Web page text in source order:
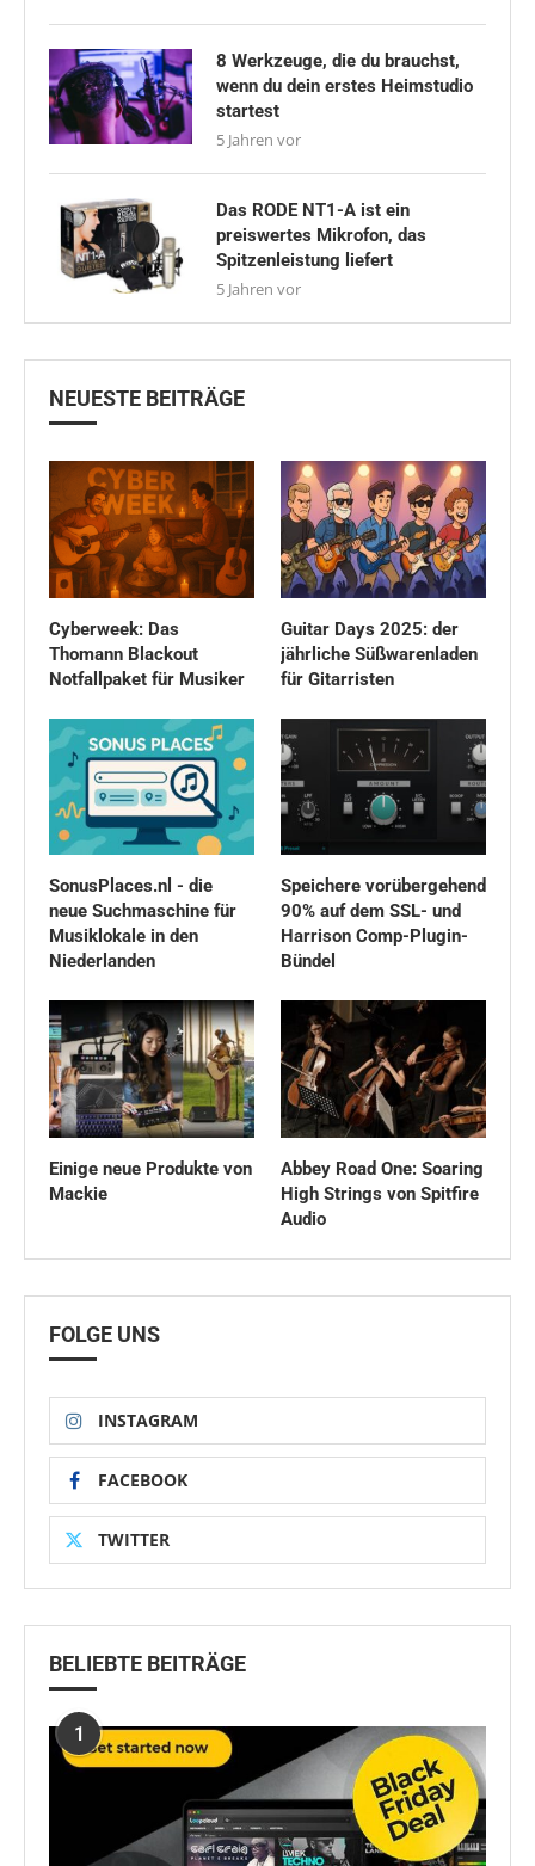
8 Werkzeuge, die du brauchst,
wenn du dein erstes Heimstudio
startest
5 Jahren vor
Das RODE NT1-A ist ein
preiswertes Mikrofon, das
Spitzenleistung liefert
5 Jahren vor
NEUESTE BEITRÄGE
Cyberweek: Das
Thomann Blackout
Notfallpaket für Musiker
Guitar Days 2025: der
jährliche Süßwarenladen
für Gitarristen
SonusPlaces.nl - die
neue Suchmaschine für
Musiklokale in den
Niederlanden
Speichere vorübergehend
90% auf dem SSL- und
Harrison Comp-Plugin-
Bündel
Einige neue Produkte von
Mackie
Abbey Road One: Soaring
High Strings von Spitfire
Audio
FOLGE UNS
INSTAGRAM
FACEBOOK
TWITTER
BELIEBTE BEITRÄGE
1